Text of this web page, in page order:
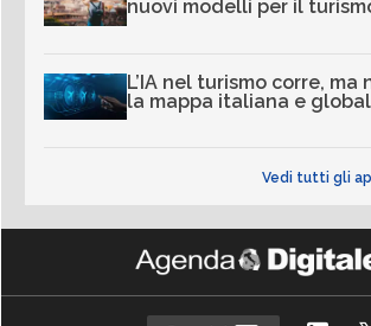
nuovi modelli per il
L’IA nel turismo corre,
la mappa italiana e
Vedi tutti gli